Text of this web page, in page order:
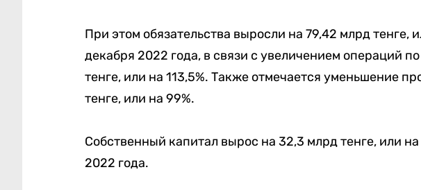
При этом обязательства выросли на 79,42 млрд тенге,
декабря 2022 года, в связи c увеличением операций
тенге, или на 113,5%. Также отмечается уменьшение
тенге, или на 99%.
Собственный капитал вырос на 32,3 млрд тенге, или
2022 года.